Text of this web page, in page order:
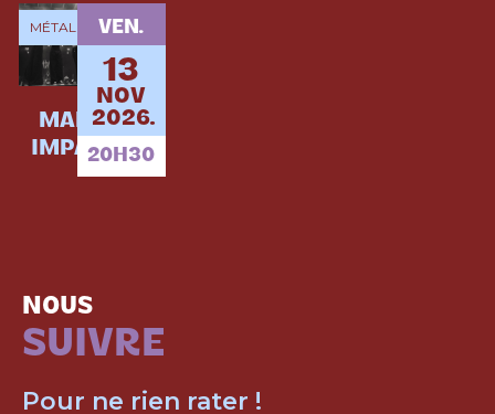
MÉTAL VEN.
13
NOV
2026.
20H30
MADAM +
IMPARFAIT
NOUS
SUIVRE
Pour ne rien rater !